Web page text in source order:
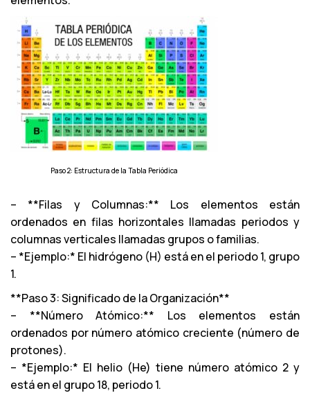
Paso 2: Estructura de la Tabla Periódica
– **Filas y Columnas:** Los elementos están
ordenados en filas horizontales llamadas periodos y
columnas verticales llamadas grupos o familias.
– *Ejemplo:* El hidrógeno (H) está en el periodo 1, grupo
1.
**Paso 3: Significado de la Organización**
– **Número Atómico:** Los elementos están
ordenados por número atómico creciente (número de
protones).
– *Ejemplo:* El helio (He) tiene número atómico 2 y
está en el grupo 18, periodo 1.